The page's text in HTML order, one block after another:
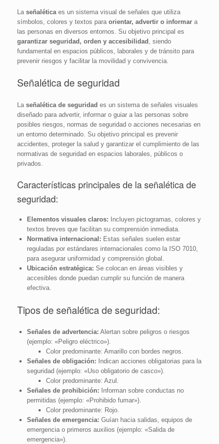
La señalética es un sistema visual de señales que utiliza
símbolos, colores y textos para orientar, advertir o informar a
las personas en diversos entornos. Su objetivo principal es
garantizar seguridad, orden y accesibilidad , siendo
fundamental en espacios públicos, laborales y de tránsito para
prevenir riesgos y facilitar la movilidad y convivencia.
Señalética de seguridad
La señalética de seguridad es un sistema de señales visuales
diseñado para advertir, informar o guiar a las personas sobre
posibles riesgos, normas de seguridad o acciones necesarias en
un entorno determinado. Su objetivo principal es prevenir
accidentes, proteger la salud y garantizar el cumplimiento de las
normativas de seguridad en espacios laborales, públicos o
privados.
Características principales de la señalética de
seguridad:
Elementos visuales claros: Incluyen pictogramas, colores y
textos breves que facilitan su comprensión inmediata.
Normativa internacional: Estas señales suelen estar
reguladas por estándares internacionales como la ISO 7010,
para asegurar uniformidad y comprensión global.
Ubicación estratégica: Se colocan en áreas visibles y
accesibles donde puedan cumplir su función de manera
efectiva.
Tipos de señalética de seguridad:
Señales de advertencia: Alertan sobre peligros o riesgos
(ejemplo: «Peligro eléctrico»).
Color predominante: Amarillo con bordes negros.
Señales de obligación: Indican acciones obligatorias para la
seguridad (ejemplo: «Uso obligatorio de casco»).
Color predominante: Azul.
Señales de prohibición: Informan sobre conductas no
permitidas (ejemplo: «Prohibido fumar»).
Color predominante: Rojo.
Señales de emergencia: Guían hacia salidas, equipos de
emergencia o primeros auxilios (ejemplo: «Salida de
emergencia»).